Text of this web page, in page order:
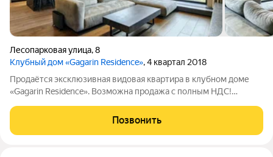
Лесопарковая улица,8
Клубный дом «‎Gagarin Residence»‎, 4 квартал 2018
Продаётся эксклюзивная видовая квартира в клубном доме
«Gagarin Residence». Возможна продажа с полным НДС!
тех, кто ценит комфорт, безопасность и стиль. Квартира в
одном из самых престижных
Позвонить